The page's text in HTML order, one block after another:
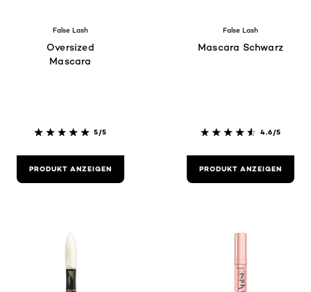
False Lash
Oversized
Mascara
5/5
PRODUKT ANZEIGEN
False Lash
Mascara Schwarz
4.6/5
PRODUKT ANZEIGEN